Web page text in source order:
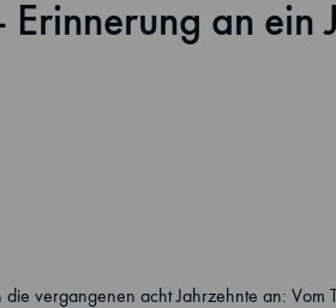
Erinnerung an ein
vergangenen acht Jahrzehnte an: Vom